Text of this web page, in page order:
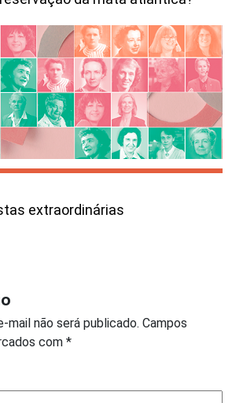
extraordinárias
mail não será publicado. Campos
com *